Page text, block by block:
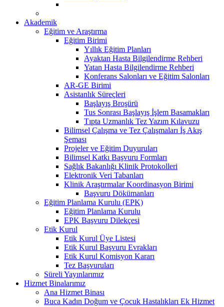
Akademik
Eğitim ve Araştırma
Eğitim Birimi
Yıllık Eğitim Planları
Ayaktan Hasta Bilgilendirme Rehberi
Yatan Hasta Bilgilendirme Rehberi
Konferans Salonları ve Eğitim Salonları
AR-GE Birimi
Asistanlık Süreçleri
Başlayış Broşürü
Tus Sonrası Başlayış İşlem Basamakları
Tıpta Uzmanlık Tez Yazım Kılavuzu
Bilimsel Çalışma ve Tez Çalışmaları İş Akış
Şeması
Projeler ve Eğitim Duyuruları
Bilimsel Katkı Başvuru Formları
Sağlık Bakanlığı Klinik Protokolleri
Elektronik Veri Tabanları
Klinik Araştırmalar Koordinasyon Birimi
Başvuru Dökümanları
Eğitim Planlama Kurulu (EPK)
Eğitim Planlama Kurulu
EPK Başvuru Dilekçesi
Etik Kurul
Etik Kurul Üye Listesi
Etik Kurul Başvuru Evrakları
Etik Kurul Komisyon Kararı
Tez Başvuruları
Süreli Yayınlarımız
Hizmet Binalarımız
Ana Hizmet Binası
Buca Kadın Doğum ve Çocuk Hastalıkları Ek Hizmet